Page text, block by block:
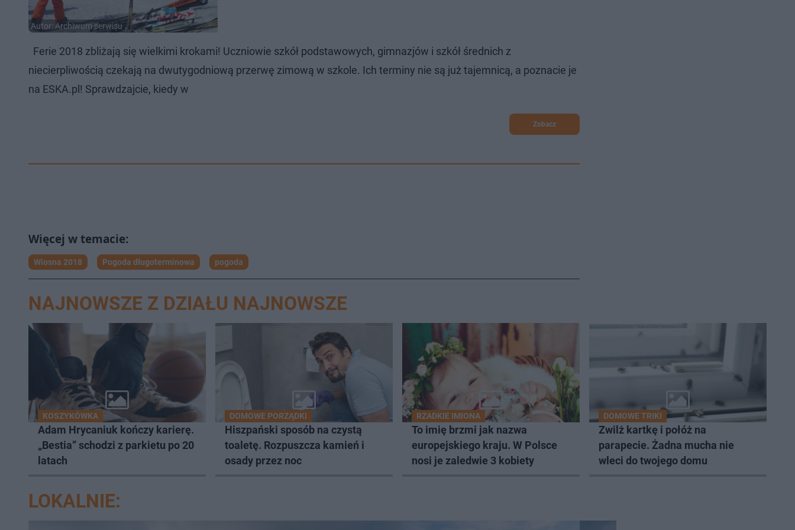
Autor: Archiwum serwisu
Ferie 2018 zbliżają się wielkimi krokami! Uczniowie szkół podstawowych, gimnazjów i szkół średnich z
niecierpliwością czekają na dwutygodniową przerwę zimową w szkole. Ich terminy nie są już tajemnicą, a poznacie je
na ESKA.pl! Sprawdzajcie, kiedy w
Zobacz
Wiosna 2018 Pogoda długoterminowa pogoda
NAJNOWSZE Z DZIAŁU NAJNOWSZE
KOSZYKÓWKA
Adam Hrycaniuk kończy karierę.
„Bestia” schodzi z parkietu po 20
latach
DOMOWE PORZĄDKI
Hiszpański sposób na czystą
toaletę. Rozpuszcza kamień i
osady przez noc
RZADKIE IMIONA
To imię brzmi jak nazwa
europejskiego kraju. W Polsce
nosi je zaledwie 3 kobiety
DOMOWE TRIKI
Zwilż kartkę i połóż na
parapecie. Żadna mucha nie
wleci do twojego domu
LOKALNIE: